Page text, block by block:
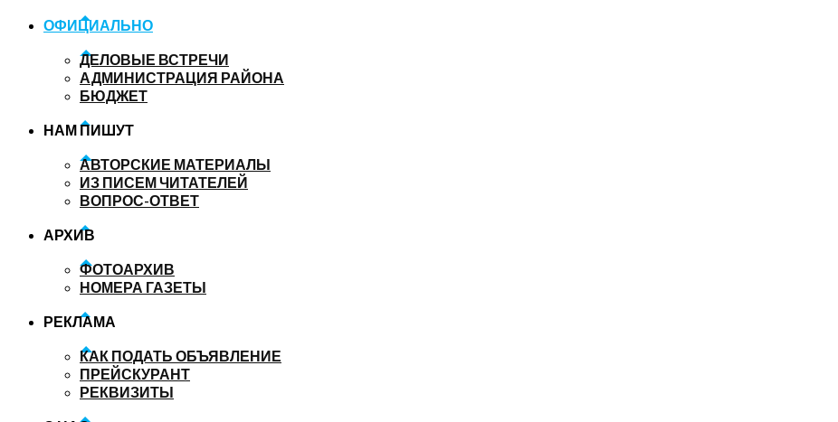
ОФИЦИАЛЬНО
ДЕЛОВЫЕ ВСТРЕЧИ
АДМИНИСТРАЦИЯ РАЙОНА
БЮДЖЕТ
НАМ ПИШУТ
АВТОРСКИЕ МАТЕРИАЛЫ
ИЗ ПИСЕМ ЧИТАТЕЛЕЙ
ВОПРОС-ОТВЕТ
АРХИВ
ФОТОАРХИВ
НОМЕРА ГАЗЕТЫ
РЕКЛАМА
КАК ПОДАТЬ ОБЪЯВЛЕНИЕ
ПРЕЙСКУРАНТ
РЕКВИЗИТЫ